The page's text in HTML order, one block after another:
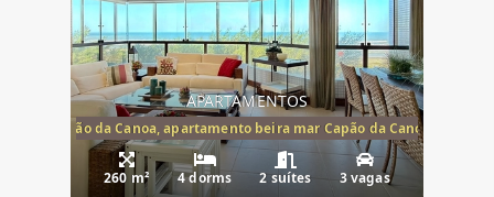
APARTAMENTOS
mar Capão da Canoa, apartamento beira mar Capão da Canoa,
260 m² 4 dorms 2 suítes 3 vagas